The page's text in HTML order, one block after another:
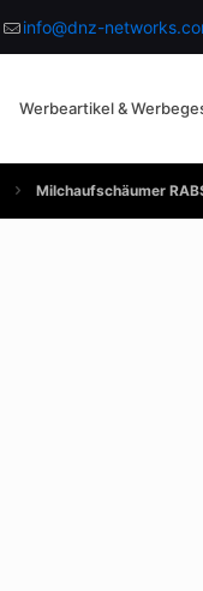
info@dnz-
Werbeartikel &
Milchaufschäumer